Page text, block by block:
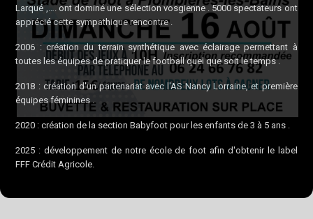
Larqué ,…. ont dominé une sélection vosgienne . 5000 spectateurs ont
apprécié cette sympathique rencontre .
2006 : création du terrain synthétique avec éclairage permettant à
toutes les équipes de pratiquer le football quel que soit le temps .
2018 : création d'un partenariat avec l'AS Nancy Lorraine, et première
équipes féminines .
2020 : création de la section Babyfoot pour les enfants de 3 à 5 ans .
2025 : développement de notre école de foot afin d'obtenir le label
FFF Crédit Agricole.